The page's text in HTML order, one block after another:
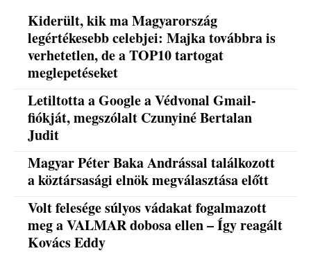
Kiderült, kik ma Magyarország
legértékesebb celebjei: Majka továbbra is
verhetetlen, de a TOP10 tartogat
meglepetéseket
Letiltotta a Google a Védvonal Gmail-
fiókját, megszólalt Czunyiné Bertalan
Judit
Magyar Péter Baka Andrással találkozott
a köztársasági elnök megválasztása előtt
Volt felesége súlyos vádakat fogalmazott
meg a VALMAR dobosa ellen – Így reagált
Kovács Eddy